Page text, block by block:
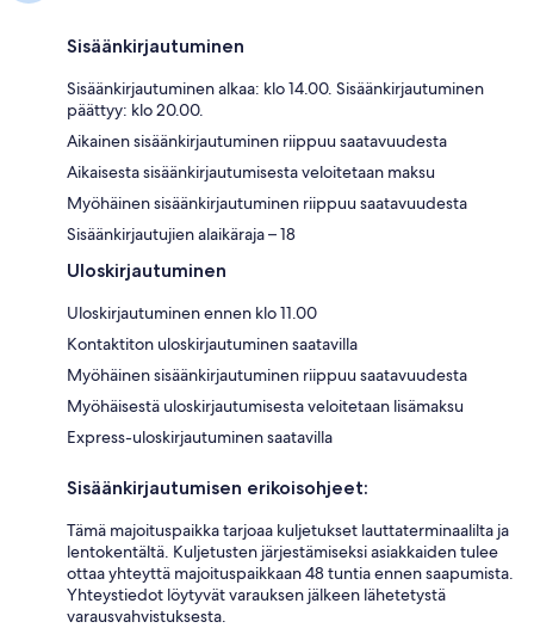
Sisäänkirjautuminen
Sisäänkirjautuminen alkaa: klo 14.00. Sisäänkirjautuminen
päättyy: klo 20.00.
Aikainen sisäänkirjautuminen riippuu saatavuudesta
Aikaisesta sisäänkirjautumisesta veloitetaan maksu
Myöhäinen sisäänkirjautuminen riippuu saatavuudesta
Sisäänkirjautujien alaikäraja – 18
Uloskirjautuminen
Uloskirjautuminen ennen klo 11.00
Kontaktiton uloskirjautuminen saatavilla
Myöhäinen sisäänkirjautuminen riippuu saatavuudesta
Myöhäisestä uloskirjautumisesta veloitetaan lisämaksu
Express-uloskirjautuminen saatavilla
Sisäänkirjautumisen erikoisohjeet:
Tämä majoituspaikka tarjoaa kuljetukset lauttaterminaalilta ja
lentokentältä. Kuljetusten järjestämiseksi asiakkaiden tulee
ottaa yhteyttä majoituspaikkaan 48 tuntia ennen saapumista.
Yhteystiedot löytyvät varauksen jälkeen lähetetystä
varausvahvistuksesta.